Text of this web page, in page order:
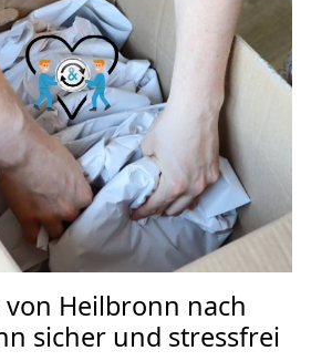
Heilbronn nach
sicher und stressfrei